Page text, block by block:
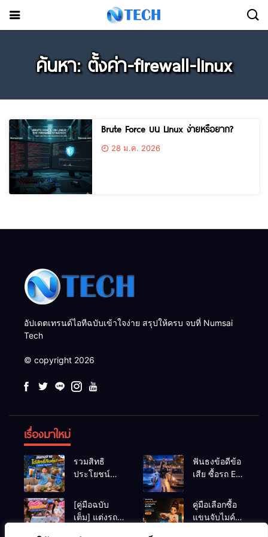
ค้นหา: ตั้งค่า-firewall-linux
Brute Force บน Linux ง่ายหรือยาก?
28 ม.ค. 2026
อัปเดตเทรนด์ไอทีฉบับเข้าใจง่าย สรุปให้ครบ จบที่ Numsai
Tech
© copyright 2026
เรื่องมาใหม่
รวมสิทธิ
ประโยชน์
หมูกระทะ เมื่อ
สแกนจ่ายด้วย
Virtual Bank
ฟันธงข้อดีข้อ
เสีย ซื้อรถ EV
Eco Car ช่วง
เรียนมหา’ลัย
แบบไหนเวิร์
[คู่มือฉบับ
เต็ม] แต่งรถ
คู่มือเลือกซื้อ
แขนจับไมค์